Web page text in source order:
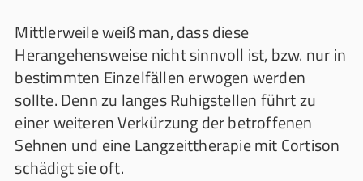
Mittlerweile weiß man, dass diese
Herangehensweise nicht sinnvoll ist, bzw. nur in
bestimmten Einzelfällen erwogen werden
sollte. Denn zu langes Ruhigstellen führt zu
einer weiteren Verkürzung der betroffenen
Sehnen und eine Langzeittherapie mit Cortison
schädigt sie oft.